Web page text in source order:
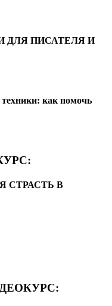
ДЛЯ ПИСАТЕЛЯ И
как помочь
СТРАСТЬ В